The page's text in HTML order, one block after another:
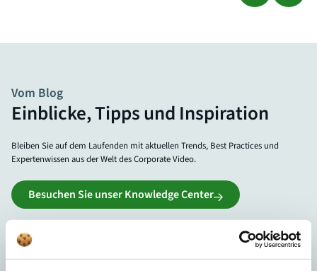
Vom Blog
Einblicke, Tipps und Inspiration
Bleiben Sie auf dem Laufenden mit aktuellen Trends, Best Practices und
Expertenwissen aus der Welt des Corporate Video.
Besuchen Sie unser Knowledge Center